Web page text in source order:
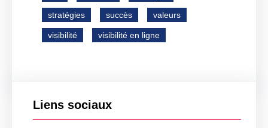
stratégies succès valeurs
visibilité visibilité en ligne
Liens sociaux